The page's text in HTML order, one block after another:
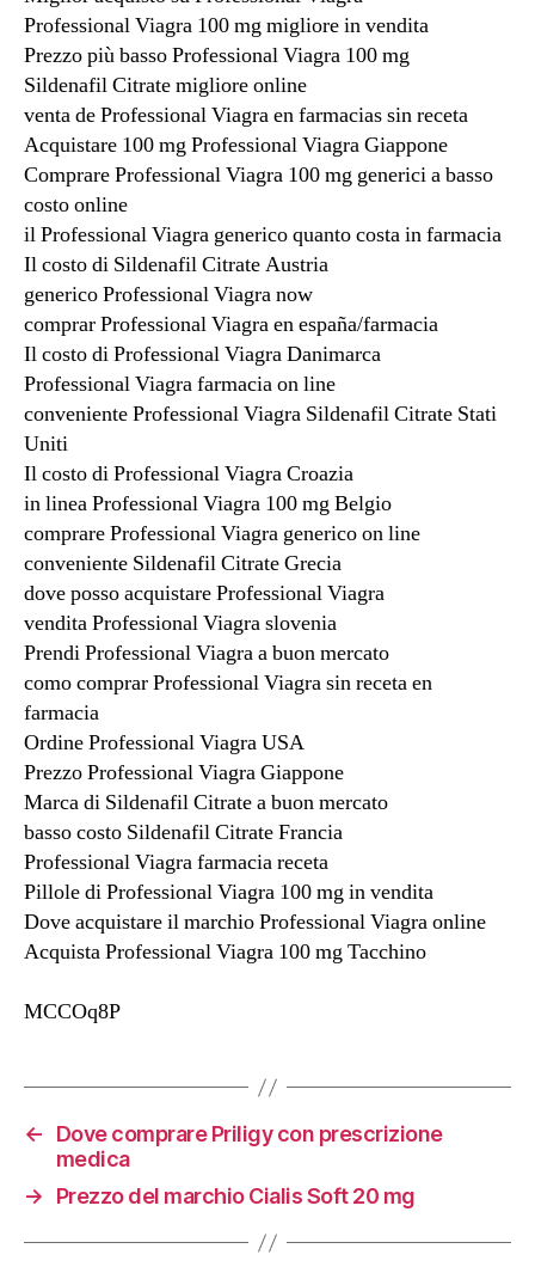
Professional Viagra 100 mg migliore in vendita
Prezzo più basso Professional Viagra 100 mg
Sildenafil Citrate migliore online
venta de Professional Viagra en farmacias sin receta
Acquistare 100 mg Professional Viagra Giappone
Comprare Professional Viagra 100 mg generici a basso
costo online
il Professional Viagra generico quanto costa in farmacia
Il costo di Sildenafil Citrate Austria
generico Professional Viagra now
comprar Professional Viagra en españa/farmacia
Il costo di Professional Viagra Danimarca
Professional Viagra farmacia on line
conveniente Professional Viagra Sildenafil Citrate Stati
Uniti
Il costo di Professional Viagra Croazia
in linea Professional Viagra 100 mg Belgio
comprare Professional Viagra generico on line
conveniente Sildenafil Citrate Grecia
dove posso acquistare Professional Viagra
vendita Professional Viagra slovenia
Prendi Professional Viagra a buon mercato
como comprar Professional Viagra sin receta en
farmacia
Ordine Professional Viagra USA
Prezzo Professional Viagra Giappone
Marca di Sildenafil Citrate a buon mercato
basso costo Sildenafil Citrate Francia
Professional Viagra farmacia receta
Pillole di Professional Viagra 100 mg in vendita
Dove acquistare il marchio Professional Viagra online
Acquista Professional Viagra 100 mg Tacchino
MCCOq8P
←
Dove comprare Priligy con prescrizione
medica
→
Prezzo del marchio Cialis Soft 20 mg